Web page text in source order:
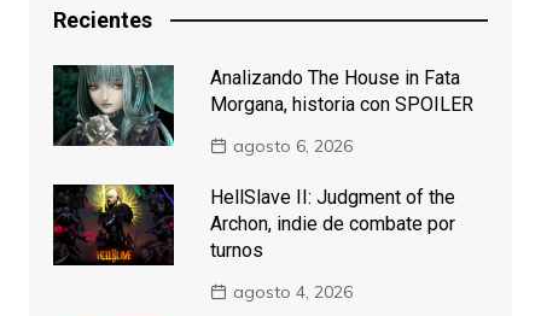
Recientes
Analizando The House in Fata
Morgana, historia con SPOILER
agosto 6, 2026
HellSlave II: Judgment of the
Archon, indie de combate por
turnos
agosto 4, 2026